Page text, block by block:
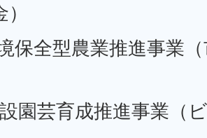
保全型農業推進事業
園芸育成推進事業（